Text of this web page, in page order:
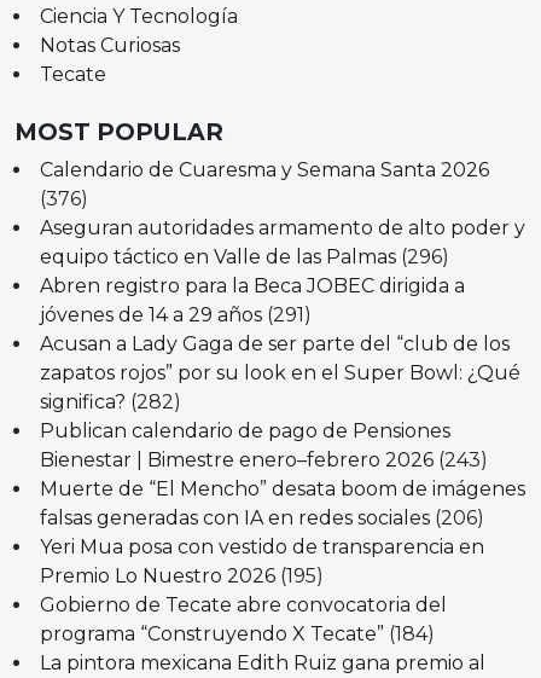
Ciencia Y Tecnología
Notas Curiosas
Tecate
MOST POPULAR
Calendario de Cuaresma y Semana Santa 2026
(376)
Aseguran autoridades armamento de alto poder y
equipo táctico en Valle de las Palmas (296)
Abren registro para la Beca JOBEC dirigida a
jóvenes de 14 a 29 años (291)
Acusan a Lady Gaga de ser parte del “club de los
zapatos rojos” por su look en el Super Bowl: ¿Qué
significa? (282)
Publican calendario de pago de Pensiones
Bienestar | Bimestre enero–febrero 2026 (243)
Muerte de “El Mencho” desata boom de imágenes
falsas generadas con IA en redes sociales (206)
Yeri Mua posa con vestido de transparencia en
Premio Lo Nuestro 2026 (195)
Gobierno de Tecate abre convocatoria del
programa “Construyendo X Tecate” (184)
La pintora mexicana Edith Ruiz gana premio al